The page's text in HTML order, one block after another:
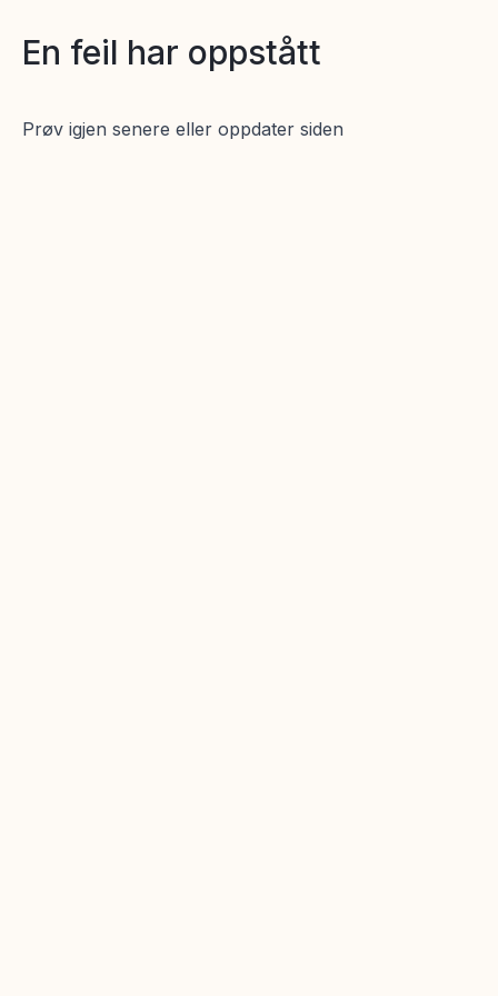
En feil har oppstått
Prøv igjen senere eller oppdater siden